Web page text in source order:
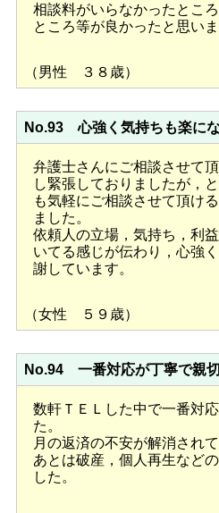
相談料がいらなかったとこ
ところ等が良かったと思いま
（男性 ３８歳）
No.93 心強く気持ちも楽に
弁護士さんにご相談させて
し緊張しておりましたが，
も気軽にご相談させて頂け
ました。
依頼人の立場，気持ち，利
いてる感じが伝わり，心強
謝しています。
（女性 ５９歳）
No.94 一番対応が丁寧で親
数軒ＴＥＬした中で一番対
た。
月の返済の不安が解消されて
あとは破産，個人再生など
した。